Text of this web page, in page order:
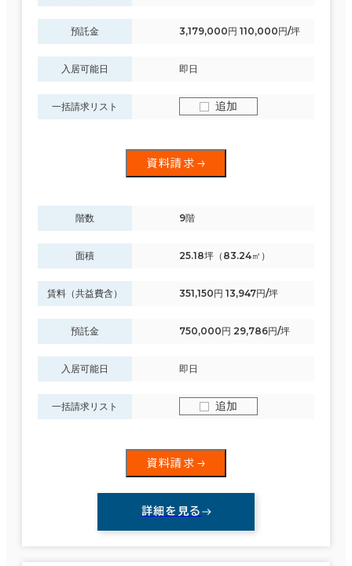
預託金 3,179,000円 110,000円/坪
入居可能日 即日
一括請求リスト 追加
資料請求
階数 9階
面積 25.18坪（83.24㎡）
賃料（共益費含） 351,150円 13,947円/坪
預託金 750,000円 29,786円/坪
入居可能日 即日
一括請求リスト 追加
資料請求
詳細を見る
(271棟)
この条件で検索する